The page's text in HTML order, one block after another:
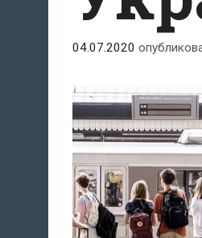
04.07.2020